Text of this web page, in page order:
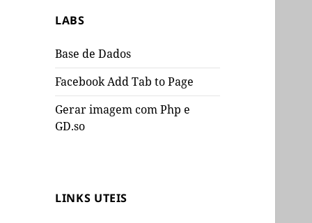
LABS
Base de Dados
Facebook Add Tab to Page
Gerar imagem com Php e
GD.so
LINKS UTEIS